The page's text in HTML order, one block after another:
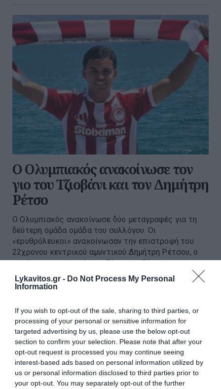
Lykavitos.gr - Do Not Process My Personal
Information
If you wish to opt-out of the sale, sharing to third parties, or
processing of your personal or sensitive information for
targeted advertising by us, please use the below opt-out
section to confirm your selection. Please note that after your
opt-out request is processed you may continue seeing
interest-based ads based on personal information utilized by
us or personal information disclosed to third parties prior to
your opt-out. You may separately opt-out of the further
O Ολυμπιακός ανακοίνωσε τον
γιο του Τζιοβάνι και τον Δημήτρη
Ρέτσο
Ο Ολυμπιακός ανακοίνωσε δύο μεταγραφές για τη
δεύτερη ομάδα ομάδα του συλλόγου. Οι
«ερυθρόλευκοι» ανακοίνωσαν την επιστροφή του
22χρονου κεντρικού αμυντικού Δημήτρη Ρέτσου, ο
οποίος την περασμένη σεζόν αγωνιζότ...
20:03 | 07 Αυγούστου 2026 Αθλητισμός